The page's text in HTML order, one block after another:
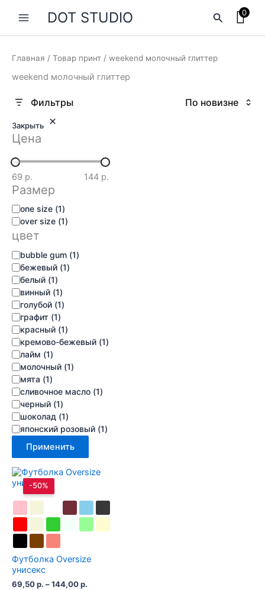
содержимомуDOT STUDIO Поиск0
Главная / Товар принт / weekend молочный глиттер
weekend молочный глиттер
Закрыть
Цена
69 р. 144 р.
Размер
размер
one size (1)
over size (1)
цвет
цветbubble gum (1)
бежевый (1)
белый (1)
винный (1)
голубой (1)
графит (1)
красный (1)
кремово-бежевый (1)
лайм (1)
молочный (1)
мята (1)
сливочное масло (1)
черный (1)
шоколад (1)
японский розовый (1)
Применить
-50%
Футболка Oversize
унисекс
69,50р. –144,00р.